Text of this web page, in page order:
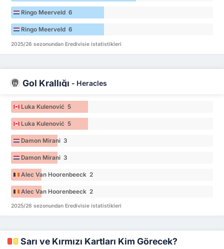
Ringo Meerveld 6
Ringo Meerveld 6
2025/26 sezonundan Eredivisie istatistikleri
Gol Krallığı - Heracles
Luka Kulenović 5
Luka Kulenović 5
Damon Mirani 3
Damon Mirani 3
Alec Van Hoorenbeeck 2
Alec Van Hoorenbeeck 2
2025/26 sezonundan Eredivisie istatistikleri
Sarı ve Kırmızı Kartları Kim Görecek?